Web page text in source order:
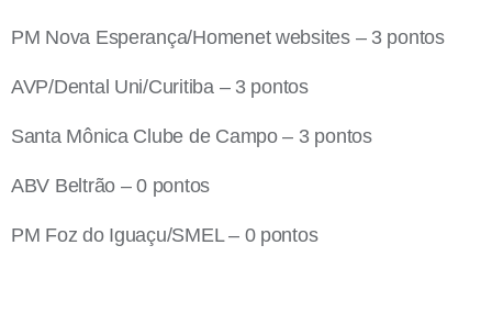
PM Nova Esperança/Homenet websites – 3 pontos
AVP/Dental Uni/Curitiba – 3 pontos
Santa Mônica Clube de Campo – 3 pontos
ABV Beltrão – 0 pontos
PM Foz do Iguaçu/SMEL – 0 pontos